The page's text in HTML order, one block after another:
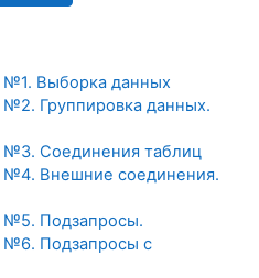
№1. Выборка данных
№2. Группировка данных.
№3. Соединения таблиц
№4. Внешние соединения.
№5. Подзапросы.
№6. Подзапросы с